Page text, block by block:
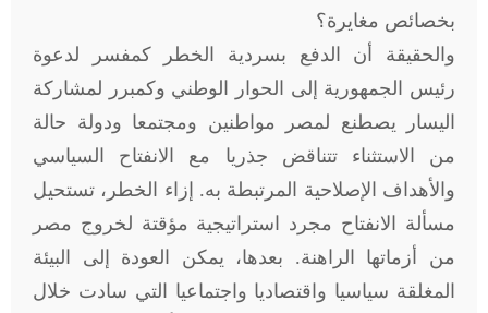
بخصائص مغايرة؟
والحقيقة أن الدفع بسردية الخطر كمفسر لدعوة
رئيس الجمهورية إلى الحوار الوطني وكمبرر لمشاركة
اليسار يصطنع لمصر مواطنين ومجتمعا ودولة حالة
من الاستثناء تتناقض جذريا مع الانفتاح السياسي
والأهداف الإصلاحية المرتبطة به. إزاء الخطر، تستحيل
مسألة الانفتاح مجرد استراتيجية مؤقتة لخروج مصر
من أزماتها الراهنة. بعدها، يمكن العودة إلى البيئة
المغلقة سياسيا واقتصاديا واجتماعيا التي سادت خلال